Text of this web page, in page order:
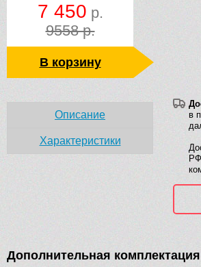
7 450 р.
9558 р.
В корзину
в
Описание
Характеристики
Дополнительная